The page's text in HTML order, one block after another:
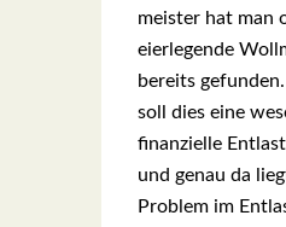
meis­ter hat man
eier­le­gen­de
bereits
soll dies eine
finan­zi­el­le
und genau da
Pro­blem im